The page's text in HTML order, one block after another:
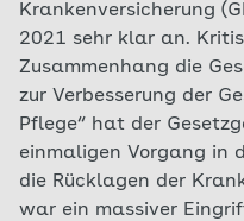
Krankenversicherung
2021 sehr klar an.
Zusammenhang die
zur Verbesserung der
Pflege“ hat der
einmaligen Vorgang in
die Rücklagen der
war ein massiver